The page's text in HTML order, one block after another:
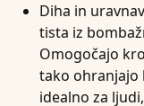
Diha in
tista iz
Omogočajo
tako ohranjajo
idealno za